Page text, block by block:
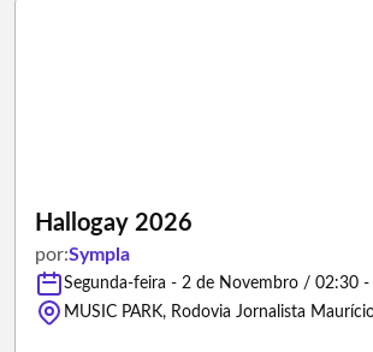
Hallogay 2026
por:Sympla
Segunda-feira - 2 de Novembro / 02:30